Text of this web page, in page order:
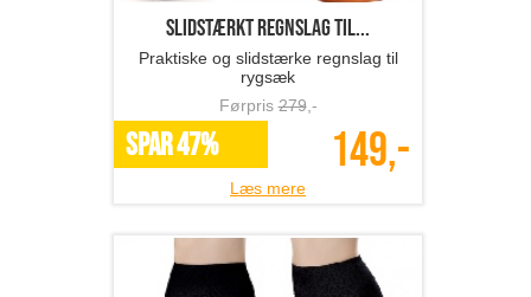
Slidstærkt regnslag til...
Praktiske og slidstærke regnslag til
rygsæk
Førpris279,-
SPAR 47% 149,-
Læs mere